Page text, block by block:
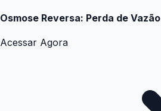
Osmose Reversa: Perda de Vazão
Acessar Agora